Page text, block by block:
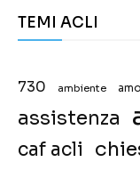
TEMI ACLI
730 ambiente
assistenza
caf acli